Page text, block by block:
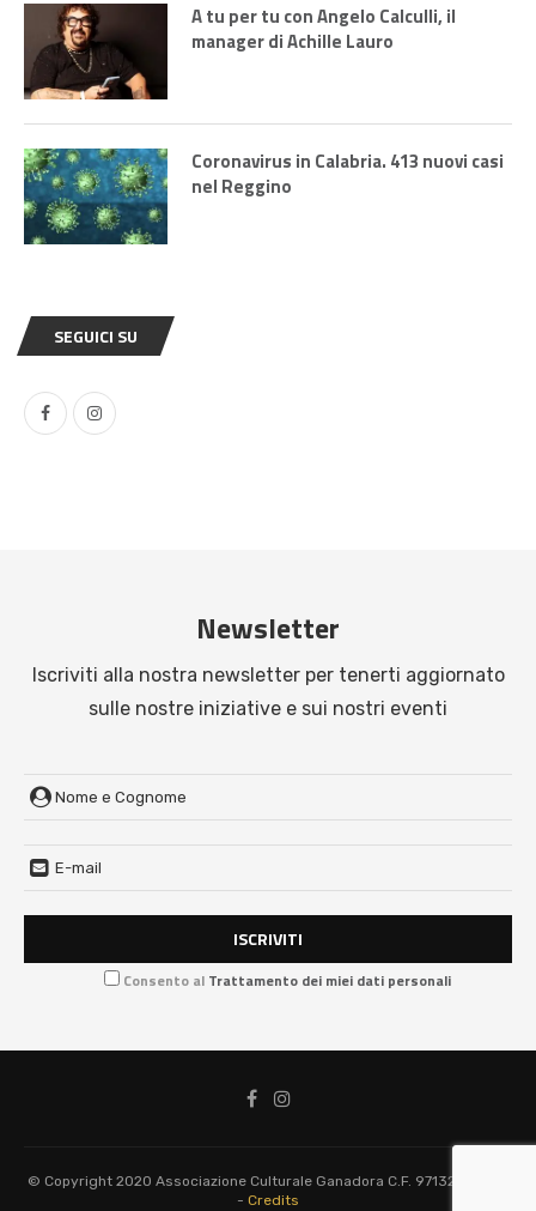
A tu per tu con Angelo Calculli, il
manager di Achille Lauro
Coronavirus in Calabria. 413 nuovi casi
nel Reggino
SEGUICI SU
Newsletter
Iscriviti alla nostra newsletter per tenerti aggiornato
sulle nostre iniziative e sui nostri eventi
Consento al Trattamento dei miei dati personali
© Copyright 2020 Associazione Culturale Ganadora C.F. 97132210838
- Credits